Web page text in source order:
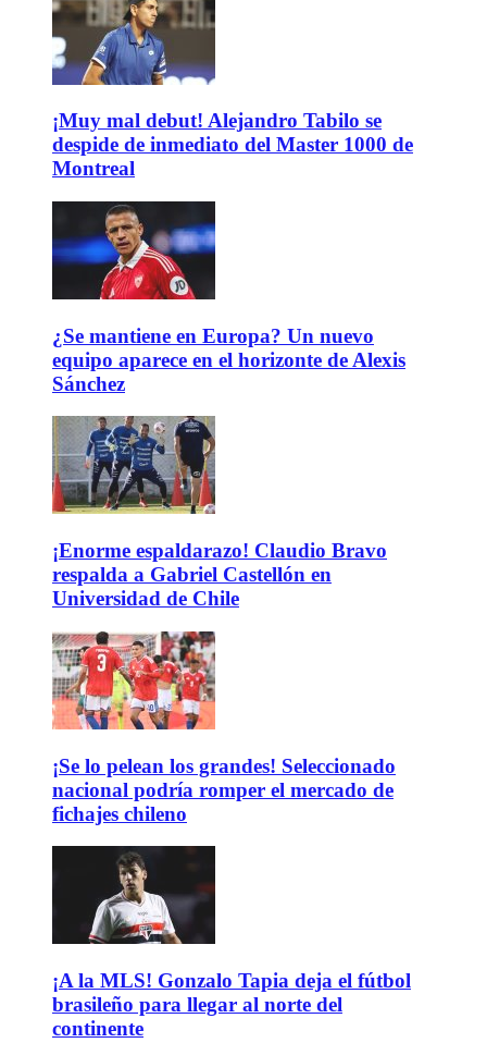
¡Muy mal debut! Alejandro Tabilo se
despide de inmediato del Master 1000 de
Montreal
¿Se mantiene en Europa? Un nuevo
equipo aparece en el horizonte de Alexis
Sánchez
¡Enorme espaldarazo! Claudio Bravo
respalda a Gabriel Castellón en
Universidad de Chile
¡Se lo pelean los grandes! Seleccionado
nacional podría romper el mercado de
fichajes chileno
¡A la MLS! Gonzalo Tapia deja el fútbol
brasileño para llegar al norte del
continente